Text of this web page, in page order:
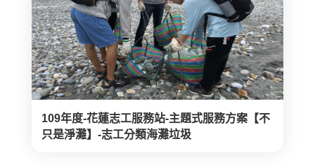
109年度-花蓮志工服務站-主題式服務方案【不
只是淨灘】-志工分類海灘垃圾